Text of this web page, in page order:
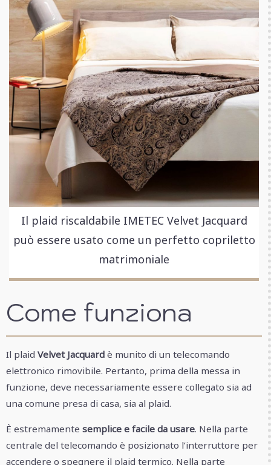
Il plaid riscaldabile IMETEC Velvet Jacquard
può essere usato come un perfetto copriletto
matrimoniale
Come funziona
Il plaid Velvet Jacquard è munito di un telecomando
elettronico rimovibile. Pertanto, prima della messa in
funzione, deve necessariamente essere collegato sia ad
una comune presa di casa, sia al plaid.
È estremamente semplice e facile da usare. Nella parte
centrale del telecomando è posizionato l’interruttore per
accendere o spegnere il plaid termico. Nella parte